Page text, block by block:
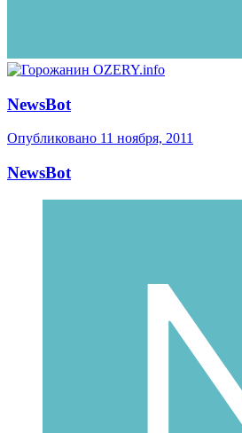
NewsBot
Опубликовано 11 ноября, 2011
NewsBot